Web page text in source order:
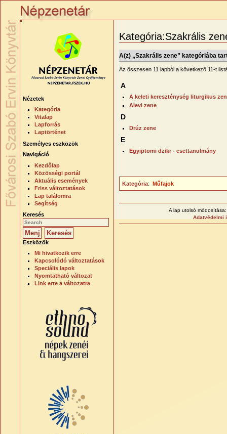
Kategória:Szakrális
A(z) „Szakrális zene” kategóriába
Az összesen 11 lapból a következő 11-t
A
A keleti kereszténység liturgikus
Alevi zene
D
Drúz zene
E
Egyiptomi dzikr - esettanulmány
Kategória: Műfajok
Nézetek
Kategória
Vitalap
Lapforrás
Laptörténet
Személyes eszközök
Navigáció
Kezdőlap
Közösségi portál
Aktuális események
Friss változtatások
Lap találomra
Segítség
Keresés
Eszközök
Mi hivatkozik erre
Kapcsolódó változtatások
Speciális lapok
Nyomtatható változat
Link erre a változatra
A lap utolsó
Adatvédelmi